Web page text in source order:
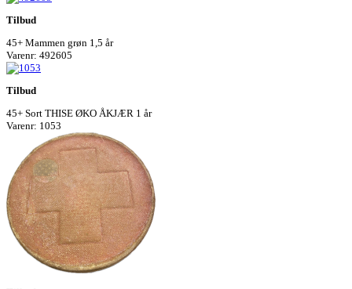
Tilbud
45+ Mammen grøn 1,5 år
Varenr: 492605
Tilbud
45+ Sort THISE ØKO ÅKJÆR 1 år
Varenr: 1053